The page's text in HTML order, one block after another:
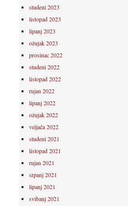
studeni 2023
listopad 2023
lipanj 2023
ožujak 2023
prosinac 2022
studeni 2022
listopad 2022
rujan 2022
lipanj 2022
ožujak 2022
veljača 2022
studeni 2021
listopad 2021
rujan 2021
srpanj 2021
lipanj 2021
svibanj 2021